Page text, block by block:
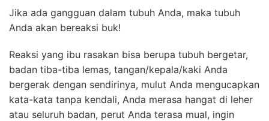
Jika ada gangguan dalam tubuh Anda, maka tubuh
Anda akan bereaksi buk!
Reaksi yang ibu rasakan bisa berupa tubuh bergetar,
badan tiba-tiba lemas, tangan/kepala/kaki Anda
bergerak dengan sendirinya, mulut Anda mengucapkan
kata-kata tanpa kendali, Anda merasa hangat di leher
atau seluruh badan, perut Anda terasa mual, ingin